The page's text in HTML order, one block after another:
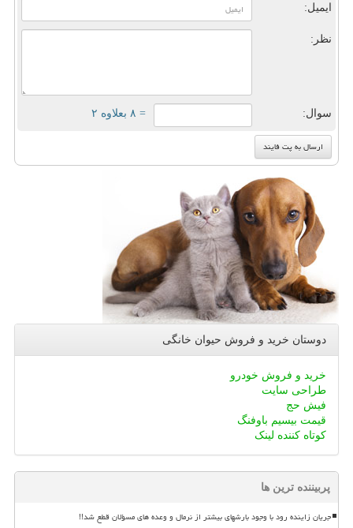
ایمیل:
نظر:
سوال: = ۸ بعلاوه ۲
دوستان خرید و فروش حیوان خانگی
خرید و فروش خودرو
طراحی سایت
فیش حج
قیمت بیسیم باوفنگ
کوتاه کننده لینک
پربیننده ترین ها
جریان زاینده رود با وجود بارشهای بیشتر از نرمال و وعده های مسؤلان قطع شد!!